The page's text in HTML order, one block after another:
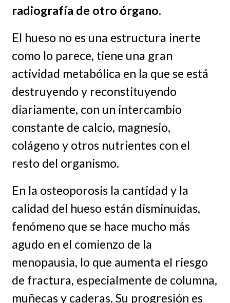
radiografía de otro órgano.
El hueso no es una estructura inerte
como lo parece, tiene una gran
actividad metabólica en la que se está
destruyendo y reconstituyendo
diariamente, con un intercambio
constante de calcio, magnesio,
colágeno y otros nutrientes con el
resto del organismo.
En la osteoporosis la cantidad y la
calidad del hueso están disminuidas,
fenómeno que se hace mucho más
agudo en el comienzo de la
menopausia, lo que aumenta el riesgo
de fractura, especialmente de columna,
muñecas y caderas. Su progresión es